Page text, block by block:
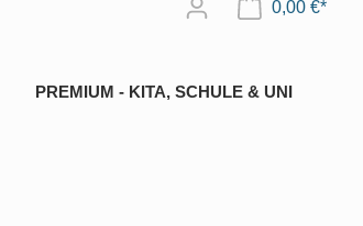
0,00 €*
PREMIUM - KITA, SCHULE & UNI